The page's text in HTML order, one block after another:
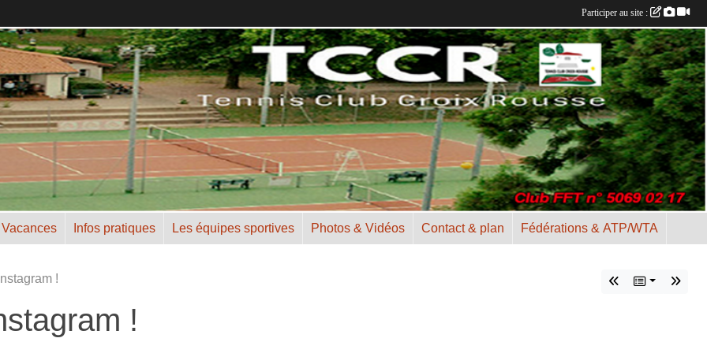
Infos pratiques Les équipes sportives Photos & Vidéos Contact & plan Fédérations & ATP/WTA
!
!
Participer au site :